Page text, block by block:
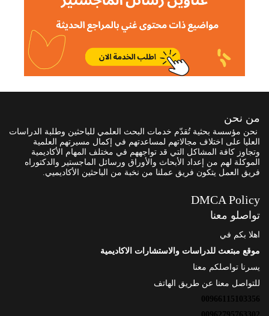
من نحن
نحن مؤسسة بحثية تُقدّم خدمات البحث العلمي للباحثين وطلبة الدراسات
العليا على اختلاف مجالاتهم لمساعدتهم في إكمال مسيرتهم العلمية
وتجاوز كافة المشاكل التي قد تواجههم في مختلف المهام الأكاديمية
الموكلة لهم من إعداد الأبحاث والأوراق ورسائل الماجستير والدكتوراه
فريق العمل يتكون فريق عملنا من نخبة من الباحثين الأكاديميي.
DMCA Policy
تواصلو معنا
اهلا بكم في
موقع مبتعث للدراسات والاستشارات الاكاديمية
يسرنا تواصلكم معنا
للتواصل معنا عن طريق الهاتف
00966115103356